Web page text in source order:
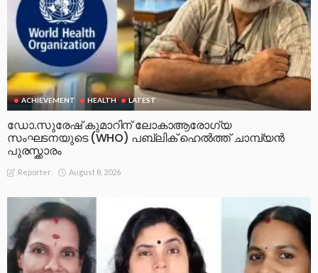
ACHIEVEMENT HEALTH LATEST
ഡോ.സുരേഷ് കുമാറിന് ലോകാആരോഗ്യ
സംഘടനയുടെ (WHO) പബ്ലിക് ഹെൽത്ത് ചാമ്പ്യൻ
പുരസ്ക്കാരം
Reporter August 8, 2026